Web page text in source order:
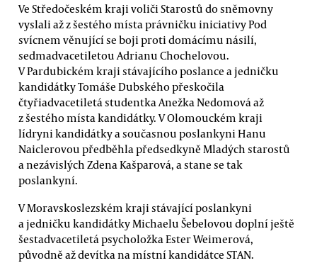
Ve Středočeském kraji voliči Starostů do sněmovny
vyslali až z šestého místa právničku iniciativy Pod
svícnem věnující se boji proti domácímu násilí,
sedmadvacetiletou Adrianu Chochelovou.
V Pardubickém kraji stávajícího poslance a jedničku
kandidátky Tomáše Dubského přeskočila
čtyřiadvacetiletá studentka Anežka Nedomová až
z šestého místa kandidátky. V Olomouckém kraji
lídryni kandidátky a současnou poslankyni Hanu
Naiclerovou předběhla předsedkyně Mladých starostů
a nezávislých Zdena Kašparová, a stane se tak
poslankyní.
V Moravskoslezském kraji stávající poslankyni
a jedničku kandidátky Michaelu Šebelovou doplní ještě
šestadvacetiletá psycholožka Ester Weimerová,
původně až devítka na místní kandidátce STAN.